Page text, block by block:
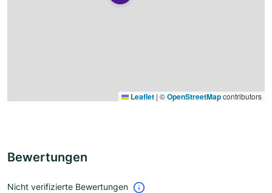
Leaflet | ©OpenStreetMapcontributors
Bewertungen
Nicht verifizierte Bewertungen